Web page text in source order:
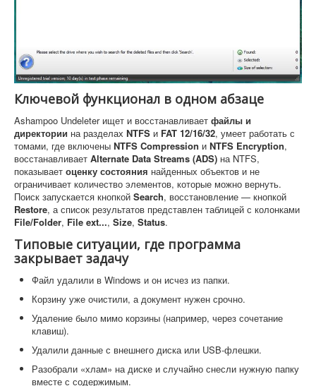
Ключевой функционал в одном абзаце
Ashampoo Undeleter ищет и восстанавливает файлы и
директории на разделах NTFS и FAT 12/16/32, умеет работать с
томами, где включены NTFS Compression и NTFS Encryption,
восстанавливает Alternate Data Streams (ADS) на NTFS,
показывает оценку состояния найденных объектов и не
ограничивает количество элементов, которые можно вернуть.
Поиск запускается кнопкой Search, восстановление — кнопкой
Restore, а список результатов представлен таблицей с колонками
File/Folder, File ext..., Size, Status.
Типовые ситуации, где программа
закрывает задачу
Файл удалили в Windows и он исчез из папки.
Корзину уже очистили, а документ нужен срочно.
Удаление было мимо корзины (например, через сочетание
клавиш).
Удалили данные с внешнего диска или USB-флешки.
Разобрали «хлам» на диске и случайно снесли нужную папку
вместе с содержимым.